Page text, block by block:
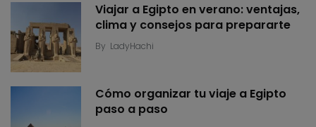
Viajar a Egipto en verano: ventajas,
clima y consejos para prepararte
By LadyHachi
Cómo organizar tu viaje a Egipto
paso a paso